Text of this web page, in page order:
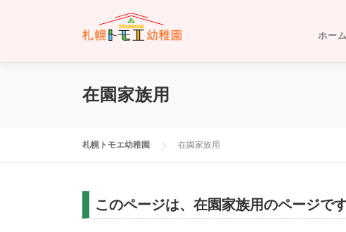
ホーム
在園家族用
札幌トモエ幼稚園 在園家族用
このページは、在園家族用のページで